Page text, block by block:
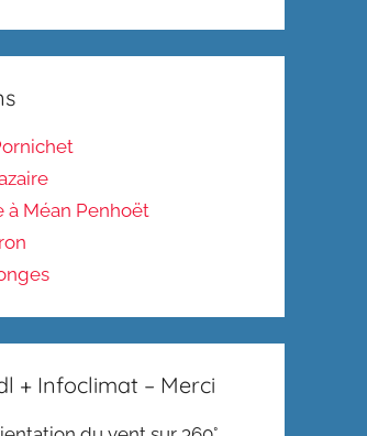
à Méan Penhoët
+ Infoclimat – Merci